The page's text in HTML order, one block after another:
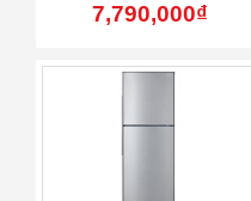
7,790,000₫